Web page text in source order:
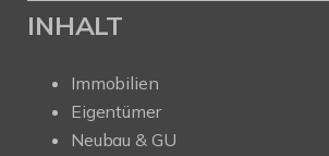
INHALT
Immobilien
Eigentümer
Neubau & GU